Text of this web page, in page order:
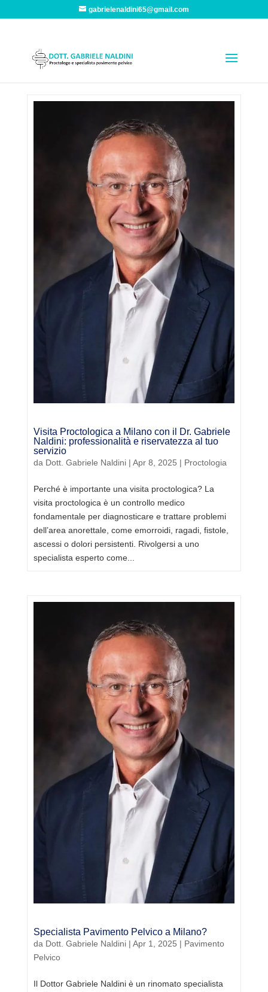
gabrielenaldini65@gmail.com
Visita Proctologica a Milano con il Dr. Gabriele
Naldini: professionalità e riservatezza al tuo
servizio
da Dott. Gabriele Naldini| Apr 8, 2025 | Proctologia
Perché è importante una visita proctologica? La
visita proctologica è un controllo medico
fondamentale per diagnosticare e trattare problemi
dell’area anorettale, come emorroidi, ragadi, fistole,
ascessi o dolori persistenti. Rivolgersi a uno
specialista esperto come...
Specialista Pavimento Pelvico a Milano?
da Dott. Gabriele Naldini| Apr 1, 2025 | Pavimento
Pelvico
​Il Dottor Gabriele Naldini è un rinomato specialista